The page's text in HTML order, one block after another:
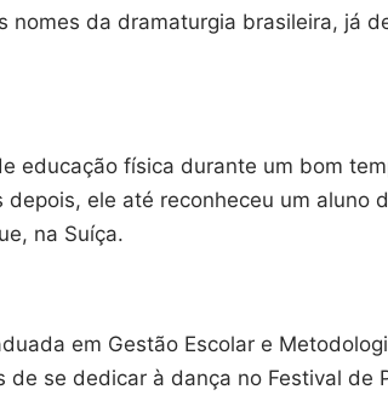
nomes da dramaturgia brasileira, já
educação física durante um bom
ele até reconheceu um aluno
na Suíça.
em Gestão Escolar e
se dedicar à dança no Festival de